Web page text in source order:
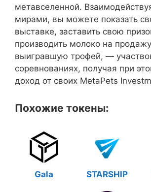
метавселенной.
мирами, вы можете показать
выставке, заставить свою
производить молоко на
выигравшую трофей, —
соревнованиях, получая при
доход от своих MetaPets
Похожие токены:
Gala STARSHIP